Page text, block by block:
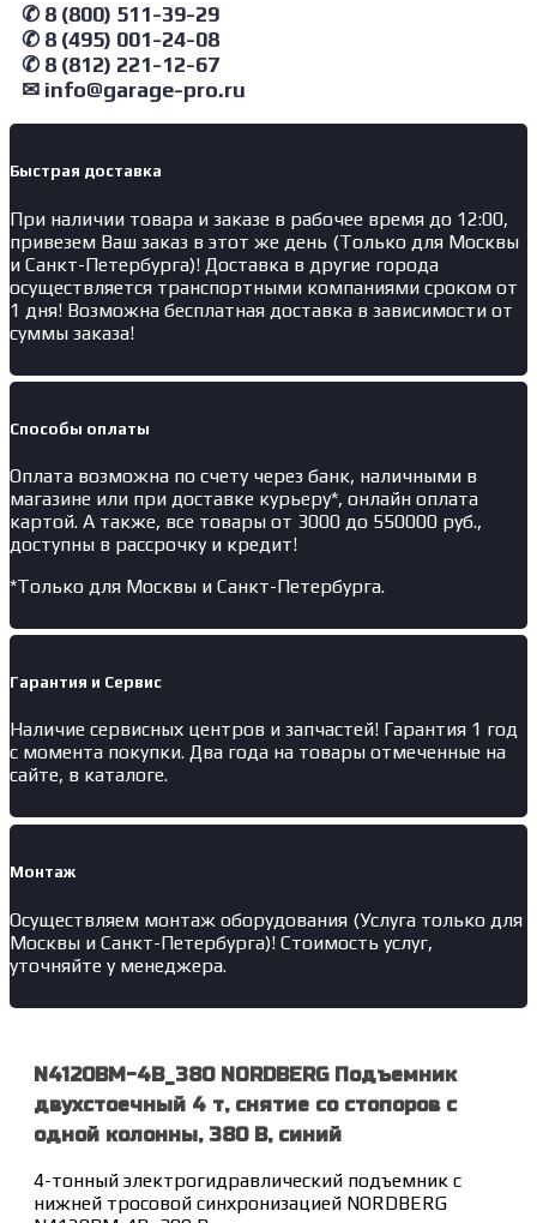
✆ 8 (800) 511-39-29
✆ 8 (495) 001-24-08
✆ 8 (812) 221-12-67
✉ info@garage-pro.ru
Быстрая доставка
При наличии товара и заказе в рабочее время до 12:00,
привезем Ваш заказ в этот же день (Только для Москвы
и Санкт-Петербурга)! Доставка в другие города
осуществляется транспортными компаниями сроком от
1 дня! Возможна бесплатная доставка в зависимости от
суммы заказа!
Способы оплаты
Оплата возможна по счету через банк, наличными в
магазине или при доставке курьеру*, онлайн оплата
картой. А также, все товары от 3000 до 550000 руб.,
доступны в рассрочку и кредит!
*Только для Москвы и Санкт-Петербурга.
Гарантия и Сервис
Наличие сервисных центров и запчастей! Гарантия 1 год
с момента покупки. Два года на товары отмеченные на
сайте, в каталоге.
Монтаж
Осуществляем монтаж оборудования (Услуга только для
Москвы и Санкт-Петербурга)! Стоимость услуг,
уточняйте у менеджера.
N4120BM-4B_380 NORDBERG Подъемник
двухстоечный 4 т, снятие со стопоров с
одной колонны, 380 В, синий
4-тонный электрогидравлический подъемник с
нижней тросовой синхронизацией NORDBERG